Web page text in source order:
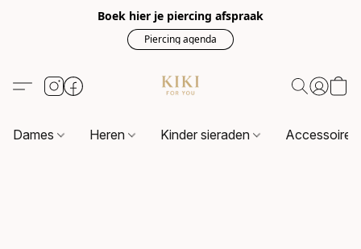
Boek hier je piercing afspraak
Piercing agenda
Dames Heren Kinder sieraden Accessoires